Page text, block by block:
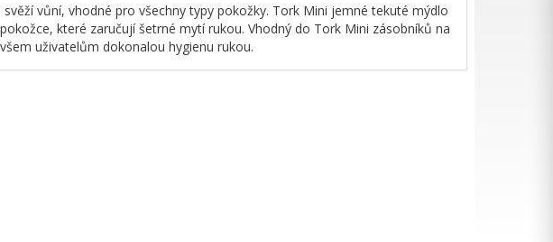
vůní, vhodné pro všechny typy pokožky. Tork Mini jemné tekuté mýdlo
které zaručují šetrné mytí rukou. Vhodný do Tork Mini zásobníků na
uživatelům dokonalou hygienu rukou.​